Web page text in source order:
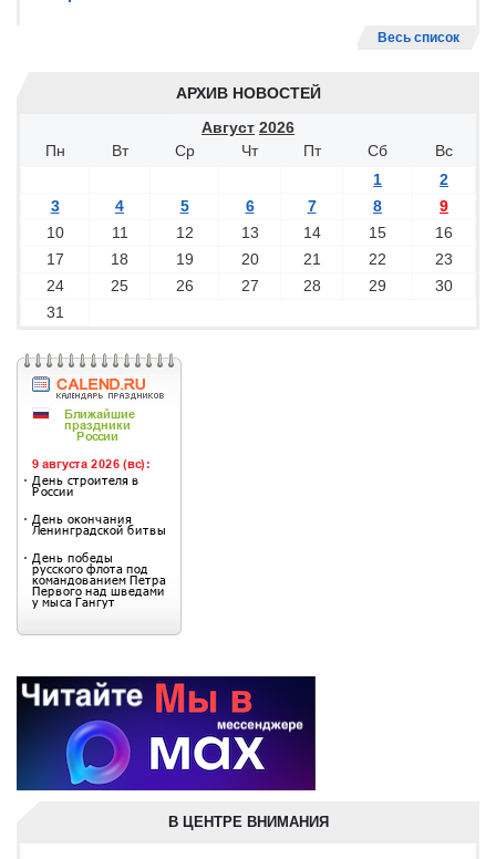
Весь список
АРХИВ НОВОСТЕЙ
Август 2026
Пн
Вт Ср Чт Пт Сб
Вс
1
2
3
4 5 6 7 8
9
10
11 12 13 14 15
16
17
18 19 20 21 22
23
24
25 26 27 28 29
30
31
В ЦЕНТРЕ ВНИМАНИЯ